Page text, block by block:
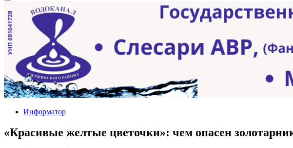
Информатор
«Красивые желтые цветочки»: чем опасен